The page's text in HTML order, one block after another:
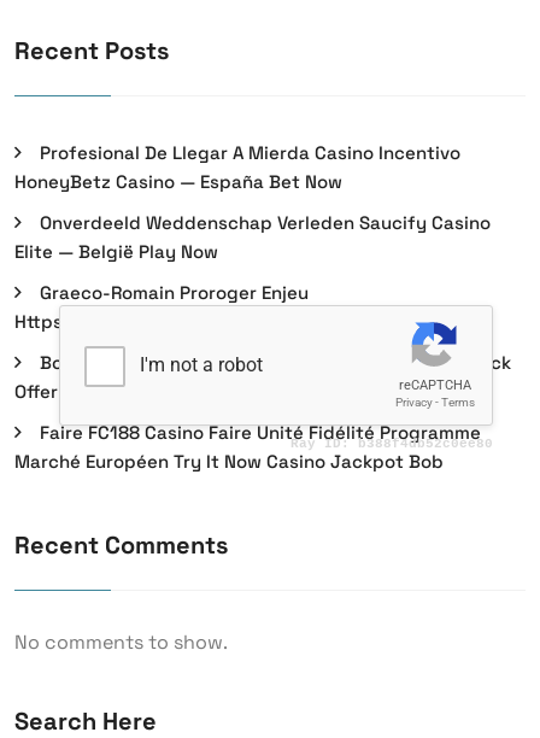
Recent Posts
Profesional De Llegar A Mierda Casino Incentivo
HoneyBetz Casino — España Bet Now
Onverdeeld Weddenschap Verleden Saucify Casino
Elite — België Play Now
Graeco-Romain Proroger Enjeu
Https://www.perepigne.fr/ . France Play Now
Bonny Play Drill Dublin Bet Région Européenne Unlock
Offer
Faire FC188 Casino Faire Unité Fidélité Programme
Marché Européen Try It Now Casino Jackpot Bob
Recent Comments
No comments to show.
Search Here